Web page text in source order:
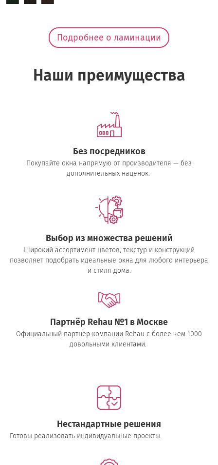
Подробнее о ламинации
Наши преимущества
Без посредников
Покупайте окна напрямую от производителя — без
дополнительных наценок.
Выбор из множества решений
Широкий ассортимент цветов, текстур и конструкций
позволяет подобрать идеальные окна для любого интерьера
и стиля дома.
Партнёр Rehau №1 в Москве
Официальный партнёр компании Rehau с более чем 1000
довольными клиентами.
Нестандартные решения
Готовы реализовать индивидуальные проекты.